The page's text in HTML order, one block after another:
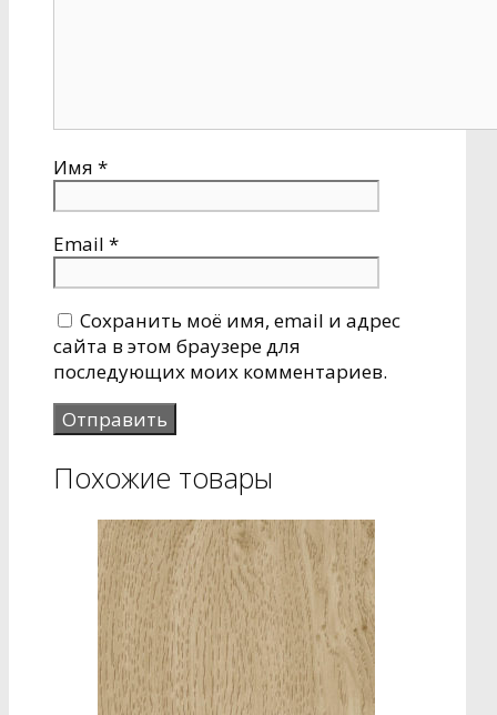
Имя *
Email *
Сохранить моё имя, email и адрес
сайта в этом браузере для
последующих моих комментариев.
Похожие товары